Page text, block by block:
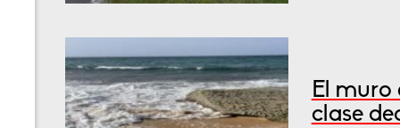
El muro
clase